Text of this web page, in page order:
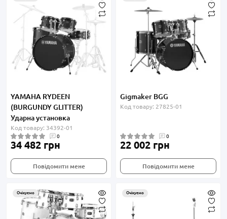
YAMAHA RYDEEN
(BURGUNDY GLITTER)
Ударна установка
Код товару: 34392-01
0
34 482 грн
Повідомити мене
Gigmaker BGG
Код товару: 27825-01
0
22 002 грн
Повідомити мене
Очікуємо Очікуємо